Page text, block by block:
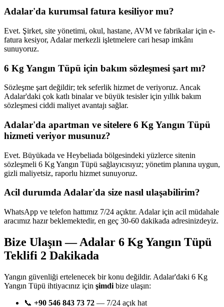
Adalar'da kurumsal fatura kesiliyor mu?
Evet. Şirket, site yönetimi, okul, hastane, AVM ve fabrikalar için e-
fatura kesiyor, Adalar merkezli işletmelere cari hesap imkânı
sunuyoruz.
6 Kg Yangın Tüpü için bakım sözleşmesi şart mı?
Sözleşme şart değildir; tek seferlik hizmet de veriyoruz. Ancak
Adalar'daki çok katlı binalar ve büyük tesisler için yıllık bakım
sözleşmesi ciddi maliyet avantajı sağlar.
Adalar'da apartman ve sitelere 6 Kg Yangın Tüpü
hizmeti veriyor musunuz?
Evet. Büyükada ve Heybeliada bölgesindeki yüzlerce sitenin
sözleşmeli 6 Kg Yangın Tüpü sağlayıcısıyız; yönetim planına uygun,
gizli maliyetsiz, raporlu hizmet sunuyoruz.
Acil durumda Adalar'da size nasıl ulaşabilirim?
WhatsApp ve telefon hattımız 7/24 açıktır. Adalar için acil müdahale
aracımız hazır beklemektedir, en geç 30-60 dakikada adresinizdeyiz.
Bize Ulaşın — Adalar 6 Kg Yangın Tüpü
Teklifi 2 Dakikada
Yangın güvenliği ertelenecek bir konu değildir. Adalar'daki 6 Kg
Yangın Tüpü ihtiyacınız için şimdi bize ulaşın:
📞 +90 546 843 73 72 — 7/24 açık hat